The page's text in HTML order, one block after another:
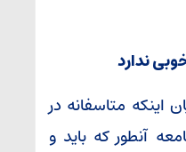
ندارد
اینکه متاسفانه در
آنطور که باید و